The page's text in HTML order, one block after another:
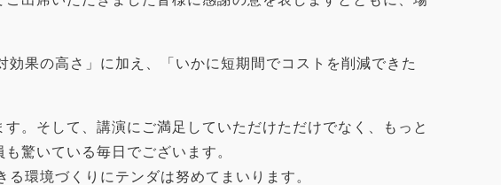
果の高さ」に加え、「いかに短期間でコストを削減できた
。そして、講演にご満足していただけただけでなく、もっと
驚いている毎日でございます。
環境づくりにテンダは努めてまいります。